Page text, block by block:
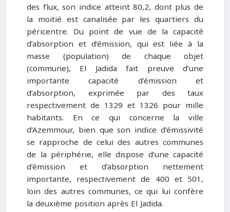
des flux, son indice atteint 80,2, dont plus de
la moitié est canalisée par les quartiers du
péricentre. Du point de vue de la capacité
d’absorption et d’émission, qui est liée à la
masse (population) de chaque objet
(commune), El Jadida fait preuve d’une
importante capacité d’émission et
d’absorption, exprimée par des taux
respectivement de 1329 et 1326 pour mille
habitants. En ce qui concerne la ville
d’Azemmour, bien que son indice d’émissivité
se rapproche de celui des autres communes
de la périphérie, elle dispose d’une capacité
d’émission et d’absorption nettement
importante, respectivement de 400 et 501,
loin des autres communes, ce qui lui confère
la deuxième position après El Jadida.